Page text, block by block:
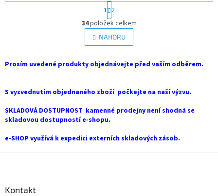
O
v
l
á
a
p
v
k
v
S
t
r
á
n
k
v
í
1 2
34položek celkem
NAHORU
Prosím uvedené produkty objednávejte před vaším odběrem.
S vyzvednutím objednaného zboží počkejte na naší výzvu.
SKLADOVÁ DOSTUPNOST kamenné prodejny není shodná se
skladovou dostupností e-shopu.
e-SHOP využívá k expedici externích skladových zásob.
Kontakt